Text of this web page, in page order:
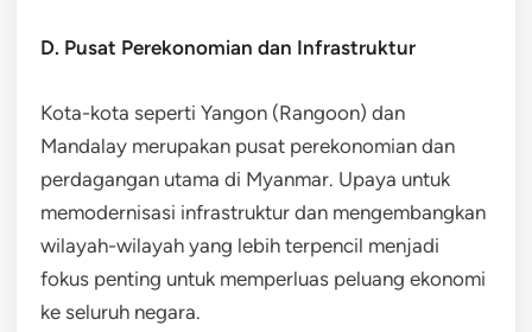
D. Pusat Perekonomian dan Infrastruktur
Kota-kota seperti Yangon (Rangoon) dan
Mandalay merupakan pusat perekonomian dan
perdagangan utama di Myanmar. Upaya untuk
memodernisasi infrastruktur dan mengembangkan
wilayah-wilayah yang lebih terpencil menjadi
fokus penting untuk memperluas peluang ekonomi
ke seluruh negara.